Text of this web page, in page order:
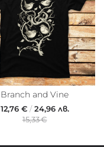
Branch and Vine
12,76 €/24,96 лв.
15,33 €